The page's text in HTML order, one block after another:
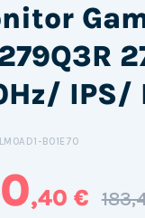
B01E70
,40 €